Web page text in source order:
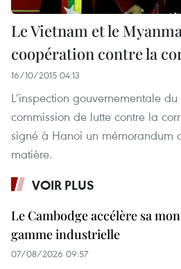
Le Vietnam et le
coopération contre la
16/10/2015 04:13
L’inspection gouvernementale
commission de lutte contre la
signé à Hanoi un mémorandum
matière.
VOIR PLUS
Le Cambodge accélère sa
gamme industrielle
07/08/2026 09:57